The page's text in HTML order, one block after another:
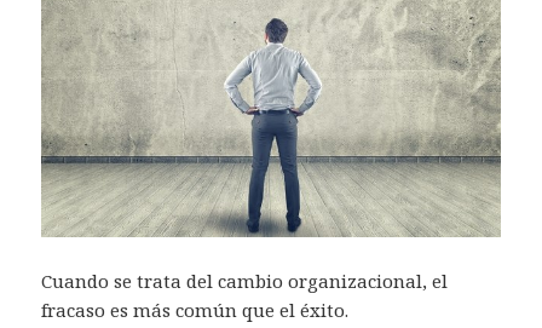
Cuando se trata del cambio organizacional, el
fracaso es más común que el éxito.